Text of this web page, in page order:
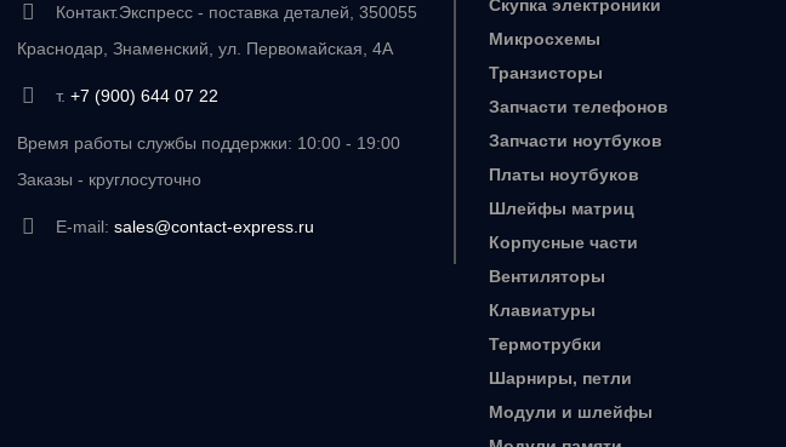
Контакт.Экспресс - поставка деталей, 350055
Краснодар, Знаменский, ул. Первомайская, 4А
т. +7 (900) 644 07 22
Время работы службы поддержки: 10:00 - 19:00
Заказы - круглосуточно
E-mail: sales@contact-express.ru
Скупка электроники
Микросхемы
Транзисторы
Запчасти телефонов
Запчасти ноутбуков
Платы ноутбуков
Шлейфы матриц
Корпусные части
Вентиляторы
Клавиатуры
Термотрубки
Шарниры, петли
Модули и шлейфы